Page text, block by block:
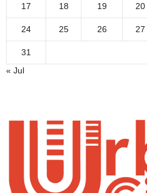
17 18 19 20
24 25 26 27
31
« Jul